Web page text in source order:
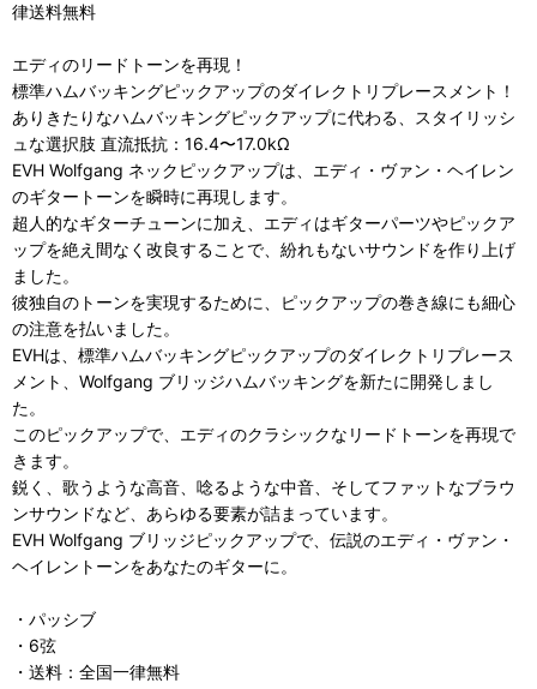
律送料無料
エディのリードトーンを再現！
標準ハムバッキングピックアップのダイレクトリプレースメント！
ありきたりなハムバッキングピックアップに代わる、スタイリッシ
ュな選択肢 直流抵抗：16.4〜17.0kΩ
EVH Wolfgang ネックピックアップは、エディ・ヴァン・ヘイレン
のギタートーンを瞬時に再現します。
超人的なギターチューンに加え、エディはギターパーツやピックア
ップを絶え間なく改良することで、紛れもないサウンドを作り上げ
ました。
彼独自のトーンを実現するために、ピックアップの巻き線にも細心
の注意を払いました。
EVHは、標準ハムバッキングピックアップのダイレクトリプレース
メント、Wolfgang ブリッジハムバッキングを新たに開発しまし
た。
このピックアップで、エディのクラシックなリードトーンを再現で
きます。
鋭く、歌うような高音、唸るような中音、そしてファットなブラウ
ンサウンドなど、あらゆる要素が詰まっています。
EVH Wolfgang ブリッジピックアップで、伝説のエディ・ヴァン・
ヘイレントーンをあなたのギターに。
・パッシブ
・6弦
・送料：全国一律無料